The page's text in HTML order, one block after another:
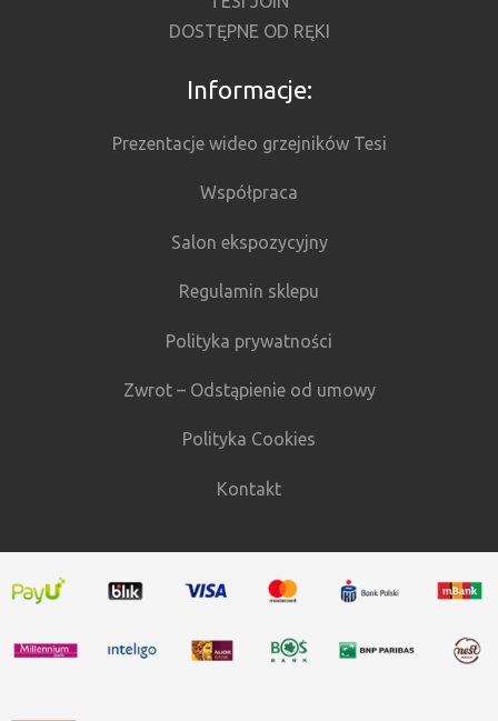
DOSTĘPNE OD RĘKI
Informacje:
Prezentacje wideo grzejników Tesi
Współpraca
Salon ekspozycyjny
Regulamin sklepu
Polityka prywatności
Zwrot – Odstąpienie od umowy
Polityka Cookies
Kontakt